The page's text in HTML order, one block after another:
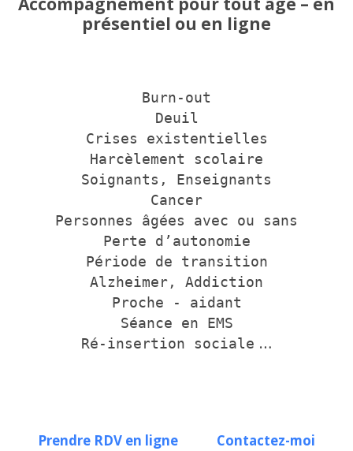
présentiel ou en ligne
Burn-out
Deuil
Crises existentielles
Harcèlement scolaire
Soignants, Enseignants
Cancer
Personnes âgées avec ou sans
Perte d’autonomie
Période de transition
Alzheimer, Addiction
Proche - aidant
Séance en EMS
Ré-insertion sociale …
Prendre RDV en ligne Contactez-moi